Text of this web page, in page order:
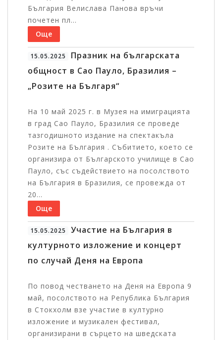
България Велислава Панова връчи
почетен пл...
Още
15.05.2025
Празник на българската
общност в Сао Пауло, Бразилия –
„Розите на Българя“
На 10 май 2025 г. в Музея на имиграцията
в град Сао Пауло, Бразилия се проведе
тазгодишното издание на спектакъла
Розите на България . Събитието, което се
организира от Българското училище в Сао
Пауло, със съдействието на посолството
на България в Бразилия, се провежда от
20...
Още
15.05.2025
Участие на България в
културното изложение и концерт
по случай Деня на Европа
По повод честването на Деня на Европа 9
май, посолството на Република България
в Стокхолм взе участие в културно
изложение и музикален фестивал,
организирани в сърцето на шведската